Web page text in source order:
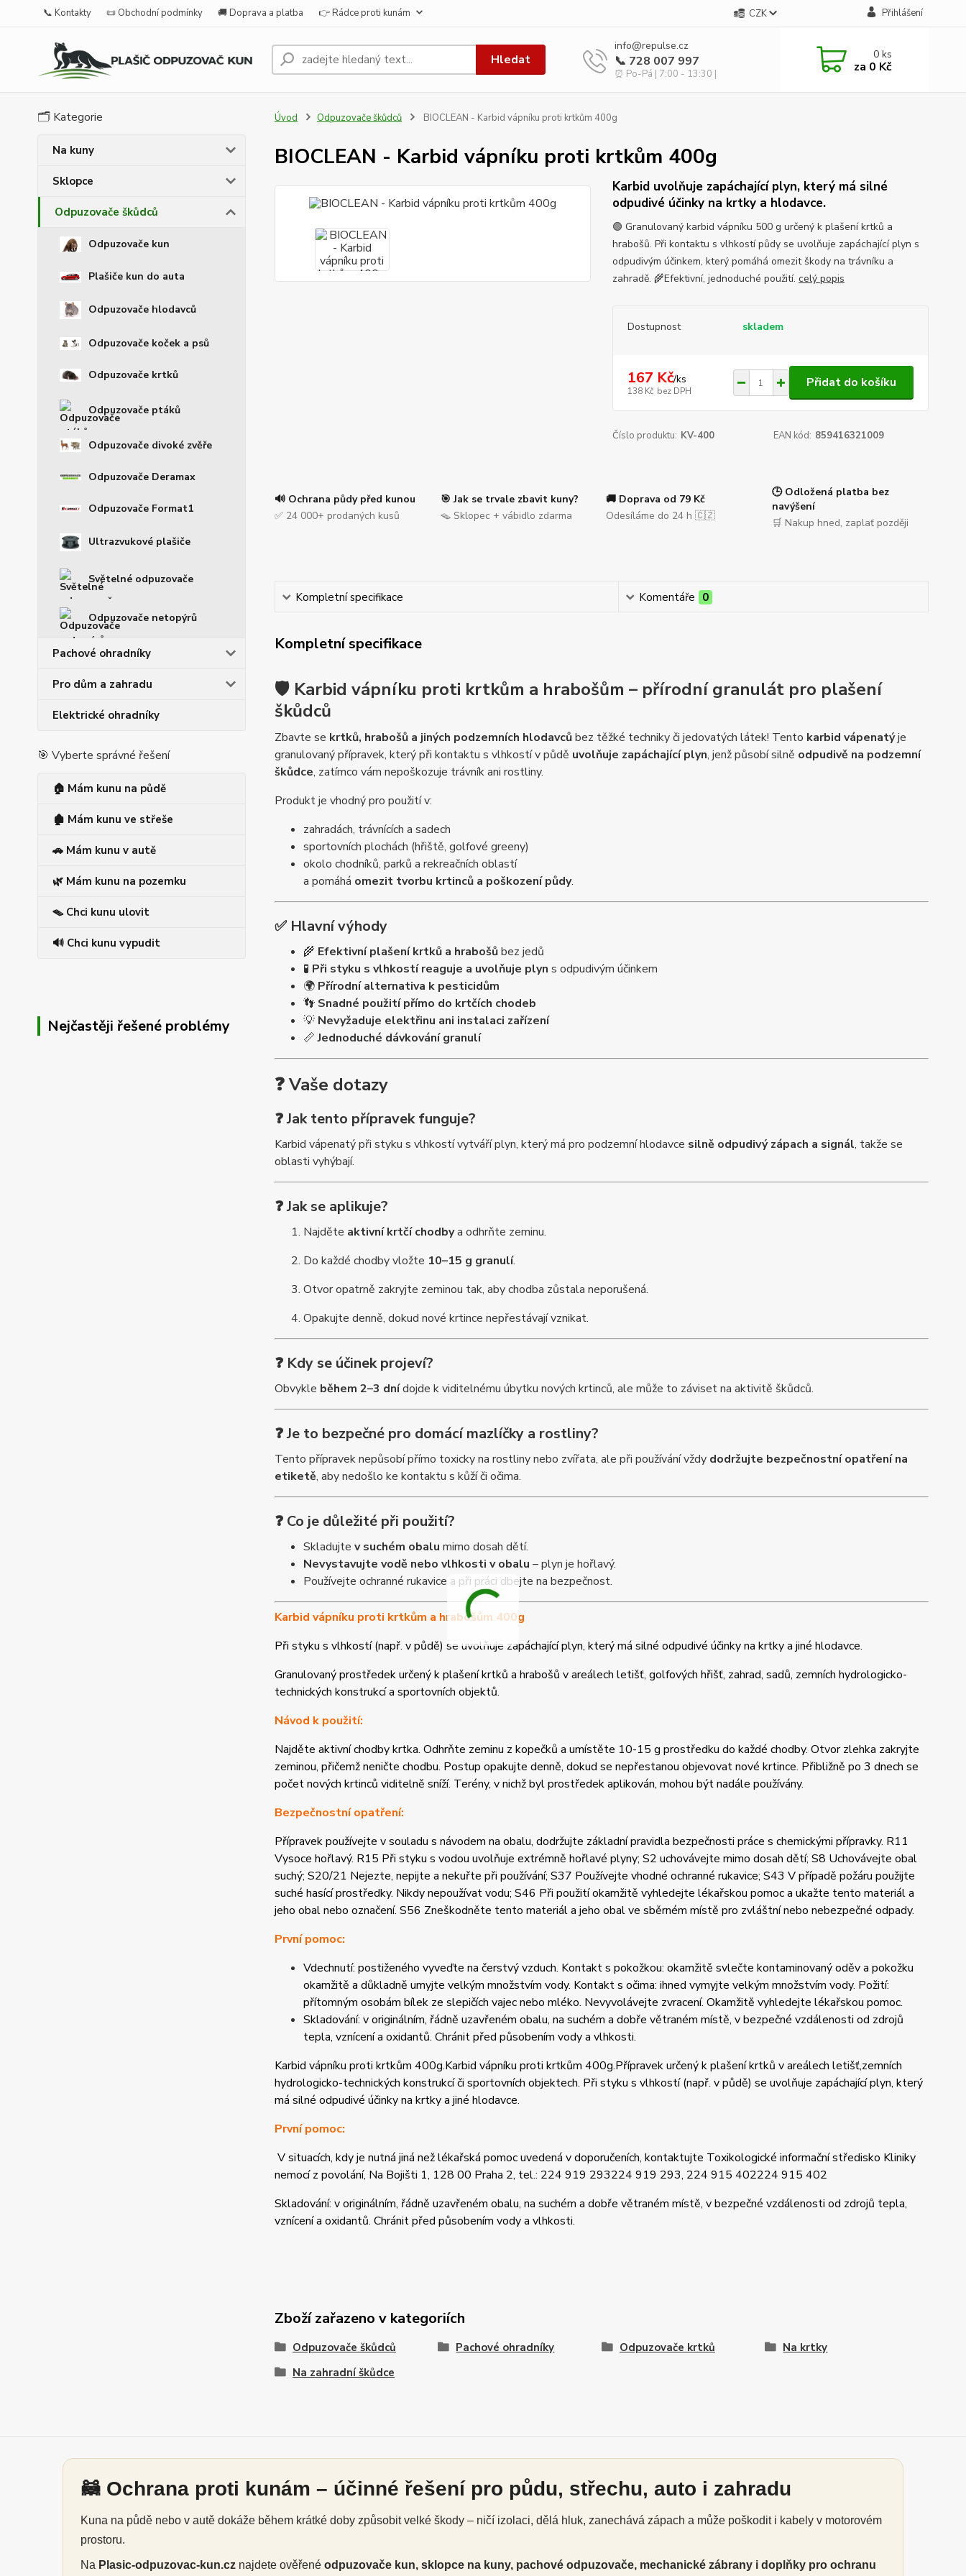
📞 Kontakty 📜 Obchodní podmínky 🚚 Doprava a platba 👉 Rádce proti kunám CZK Přihlášení
Hledat
info@repulse.cz
📞 728 007 997
⏰ Po-Pá | 7:00 - 13:30 |
0ks
za 0 Kč
🗂️ Kategorie
Na kuny
Sklopce
Odpuzovače škůdců
Odpuzovače kun
Plašiče kun do auta
Odpuzovače hlodavců
Odpuzovače koček a psů
Odpuzovače krtků
Odpuzovače ptáků
Odpuzovače divoké zvěře
Odpuzovače Deramax
Odpuzovače Format1
Ultrazvukové plašiče
Světelné odpuzovače
Odpuzovače netopýrů
Pachové ohradníky
Pro dům a zahradu
Elektrické ohradníky
🎯 Vyberte správné řešení
🏠 Mám kunu na půdě
🏚️ Mám kunu ve střeše
🚗 Mám kunu v autě
🌿 Mám kunu na pozemku
🪤 Chci kunu ulovit
🔊 Chci kunu vypudit
Nejčastěji řešené problémy
Úvod Odpuzovače škůdců BIOCLEAN - Karbid vápníku proti krtkům 400g
BIOCLEAN - Karbid vápníku proti krtkům 400g
Karbid uvolňuje zapáchající plyn, který má silné
odpudivé účinky na krtky a hlodavce.
🟢 Granulovaný karbid vápníku 500 g určený k plašení krtků a
hrabošů. Při kontaktu s vlhkostí půdy se uvolňuje zapáchající plyn s
odpudivým účinkem, který pomáhá omezit škody na trávníku a
zahradě. 🌾Efektivní, jednoduché použití. celý popis
Dostupnost skladem
167 Kč/ks
138 Kč bez DPH
Přidat do košíku
Číslo produktu: KV-400 EAN kód: 859416321009
🔊 Ochrana půdy před kunou
✅ 24 000+ prodaných kusů
🎯 Jak se trvale zbavit kuny?
🪤 Sklopec + vábidlo zdarma
🚚 Doprava od 79 Kč
Odesíláme do 24 h 🇨🇿
🕒 Odložená platba bez
navýšení
🛒 Nakup hned, zaplať později
Kompletní specifikace Komentáře 0
Kompletní specifikace
🛡️ Karbid vápníku proti krtkům a hrabošům – přírodní granulát pro plašení
škůdců
Zbavte se krtků, hrabošů a jiných podzemních hlodavcůbez těžké techniky či jedovatých látek! Tento karbid vápenatýje
granulovaný přípravek, který při kontaktu s vlhkostí v půdě uvolňuje zapáchající plyn, jenž působí silně odpudivě na podzemní
škůdce, zatímco vám nepoškozuje trávník ani rostliny.
Produkt je vhodný pro použití v:
zahradách, trávnících a sadech
sportovních plochách (hřiště, golfové greeny)
okolo chodníků, parků a rekreačních oblastí
a pomáhá omezit tvorbu krtinců a poškození půdy.
✅ Hlavní výhody
🌾 Efektivní plašení krtků a hrabošůbez jedů
🧪 Při styku s vlhkostí reaguje a uvolňuje plyn s odpudivým účinkem
🌍 Přírodní alternativa k pesticidům
👣 Snadné použití přímo do krtčích chodeb
💡 Nevyžaduje elektřinu ani instalaci zařízení
📏Jednoduché dávkování granulí
❓ Vaše dotazy
❓ Jak tento přípravek funguje?
Karbid vápenatý při styku s vlhkostí vytváří plyn, který má pro podzemní hlodavce silně odpudivý zápach a signál, takže se
oblasti vyhýbají.
❓ Jak se aplikuje?
Najděte aktivní krtčí chodbya odhrňte zeminu.
Do každé chodby vložte 10–15 g granulí.
Otvor opatrně zakryjte zeminou tak, aby chodba zůstala neporušená.
Opakujte denně, dokud nové krtince nepřestávají vznikat.
❓ Kdy se účinek projeví?
Obvykle během 2–3 dnídojde k viditelnému úbytku nových krtinců, ale může to záviset na aktivitě škůdců.
❓ Je to bezpečné pro domácí mazlíčky a rostliny?
Tento přípravek nepůsobí přímo toxicky na rostliny nebo zvířata, ale při používání vždy dodržujte bezpečnostní opatření na
etiketě, aby nedošlo ke kontaktu s kůží či očima.
❓ Co je důležité při použití?
Skladujte v suchém obalu mimo dosah dětí.
Nevystavujte vodě nebo vlhkosti v obalu – plyn je hořlavý.
Používejte ochranné rukavice a při práci dbejte na bezpečnost.
Karbid vápníku proti krtkům a hrabošům 400g
Při styku s vlhkostí (např. v půdě) se uvolňuje zapáchající plyn, který má silné odpudivé účinky na krtky a jiné hlodavce.
Granulovaný prostředek určený k plašení krtků a hrabošů v areálech letišť, golfových hřišť, zahrad, sadů, zemních hydrologicko-
technických konstrukcí a sportovních objektů.
Návod k použití:
Najděte aktivní chodby krtka. Odhrňte zeminu z kopečků a umístěte 10-15 g prostředku do každé chodby. Otvor zlehka zakryjte
zeminou, přičemž neničte chodbu. Postup opakujte denně, dokud se nepřestanou objevovat nové krtince. Přibližně po 3 dnech se
počet nových krtinců viditelně sníží. Terény, v nichž byl prostředek aplikován, mohou být nadále používány.
Bezpečnostní opatření:
Přípravek používejte v souladu s návodem na obalu, dodržujte základní pravidla bezpečnosti práce s chemickými přípravky. R11
Vysoce hořlavý. R15 Při styku s vodou uvolňuje extrémně hořlavé plyny; S2 uchovávejte mimo dosah dětí; S8 Uchovávejte obal
suchý; S20/21 Nejezte, nepijte a nekuřte při používání; S37 Používejte vhodné ochranné rukavice; S43 V případě požáru použijte
suché hasící prostředky. Nikdy nepoužívat vodu; S46 Při použití okamžitě vyhledejte lékařskou pomoc a ukažte tento materiál a
jeho obal nebo označení. S56 Zneškodněte tento materiál a jeho obal ve sběrném místě pro zvláštní nebo nebezpečné odpady.
První pomoc:
Vdechnutí: postiženého vyveďte na čerstvý vzduch. Kontakt s pokožkou: okamžitě svlečte kontaminovaný oděv a pokožku
okamžitě a důkladně umyjte velkým množstvím vody. Kontakt s očima: ihned vymyjte velkým množstvím vody. Požití:
přítomným osobám bílek ze slepičích vajec nebo mléko. Nevyvolávejte zvracení. Okamžitě vyhledejte lékařskou pomoc.
Skladování: v originálním, řádně uzavřeném obalu, na suchém a dobře větraném místě, v bezpečné vzdálenosti od zdrojů
tepla, vznícení a oxidantů. Chránit před působením vody a vlhkosti.
Karbid vápníku proti krtkům 400g.Karbid vápníku proti krtkům 400g.Přípravek určený k plašení krtků v areálech letišť,zemních
hydrologicko-technických konstrukcí či sportovních objektech. Při styku s vlhkostí (např. v půdě) se uvolňuje zapáchající plyn, který
má silné odpudivé účinky na krtky a jiné hlodavce.
První pomoc:
V situacích, kdy je nutná jiná než lékařská pomoc uvedená v doporučeních, kontaktujte Toxikologické informační středisko Kliniky
nemocí z povolání, Na Bojišti 1, 128 00 Praha 2, tel.: 224 919 293224 919 293, 224 915 402224 915 402
Skladování: v originálním, řádně uzavřeném obalu, na suchém a dobře větraném místě, v bezpečné vzdálenosti od zdrojů tepla,
vznícení a oxidantů. Chránit před působením vody a vlhkosti.
Zboží zařazeno v kategoriích
Odpuzovače škůdců Pachové ohradníky Odpuzovače krtků
Na krtky
Na zahradní škůdce
🦝 Ochrana proti kunám – účinné řešení pro půdu, střechu, auto i zahradu
Kuna na půdě nebo v autě dokáže během krátké doby způsobit velké škody – ničí izolaci, dělá hluk, zanechává zápach a může poškodit i kabely v motorovém
prostoru.
Na Plasic-odpuzovac-kun.cz najdete ověřené odpuzovače kun, sklopce na kuny, pachové odpuzovače, mechanické zábrany i doplňky pro ochranu